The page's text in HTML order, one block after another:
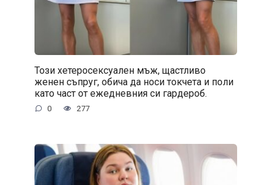
Този хетеросексуален мъж, щастливо
женен съпруг, обича да носи токчета и поли
като част от ежедневния си гардероб.
0 277